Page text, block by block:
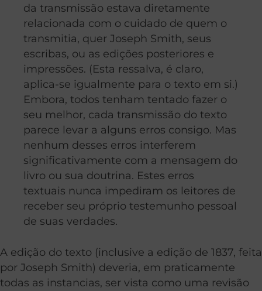
da transmissão estava diretamente
relacionada com o cuidado de quem o
transmitia, quer Joseph Smith, seus
escribas, ou as edições posteriores e
impressões. (Esta ressalva, é claro,
aplica-se igualmente para o texto em si.)
Embora, todos tenham tentado fazer o
seu melhor, cada transmissão do texto
parece levar a alguns erros consigo. Mas
nenhum desses erros interferem
significativamente com a mensagem do
livro ou sua doutrina. Estes erros
textuais nunca impediram os leitores de
receber seu próprio testemunho pessoal
de suas verdades.
A edição do texto (inclusive a edição de 1837, feita
por Joseph Smith) deveria, em praticamente
todas as instancias, ser vista como uma revisão